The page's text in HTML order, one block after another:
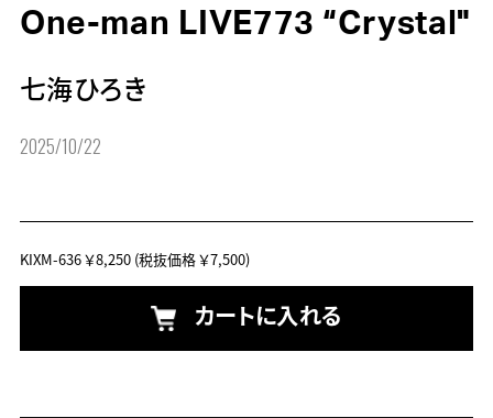
One-man LIVE773 “Crystal"
七海ひろき
2025/10/22
KIXM-636￥8,250(税抜価格 ￥7,500)
カートに入れる